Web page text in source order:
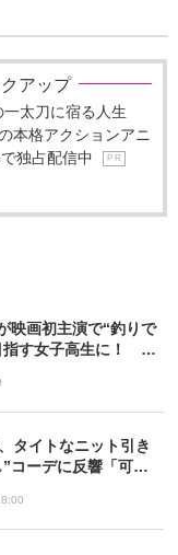
アップ
一太刀に宿る人生
格アクションアニ
独占配信中
P R
映画初主演で“釣りで
指す女子高生に！ 映
タイトなニット引き
コーデに反響「可愛